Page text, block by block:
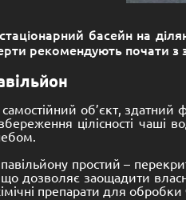
басейн на
рекомендують почати з
об’єкт,
цілісності чаші
простий –
що дозволяє заощадити
препарати для